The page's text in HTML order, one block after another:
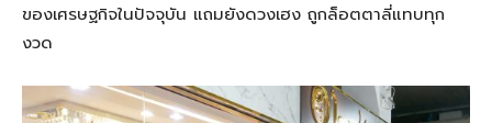
ของเศรษฐกิจในปัจจุบัน แถมยังดวงเฮง ถูกล็อตตาลี่แทบทุก
งวด